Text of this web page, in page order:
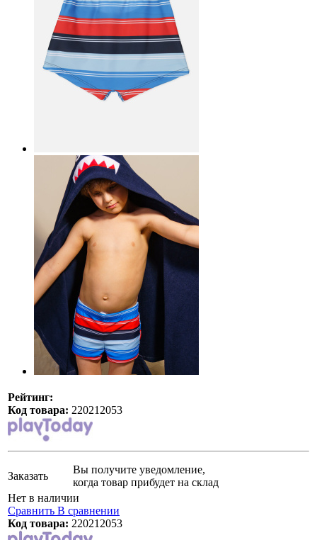
Рейтинг:
Код товара: 220212053
Заказать
Вы получите уведомление,
когда товар прибудет на склад
Нет в наличии
Сравнить В сравнении
Код товара: 220212053